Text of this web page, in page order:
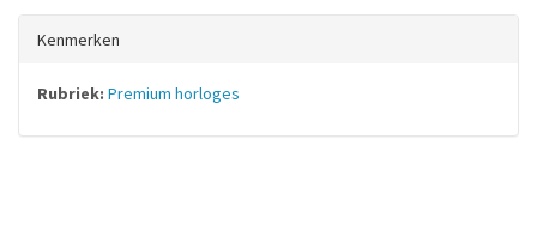
Kenmerken
Rubriek: Premium horloges